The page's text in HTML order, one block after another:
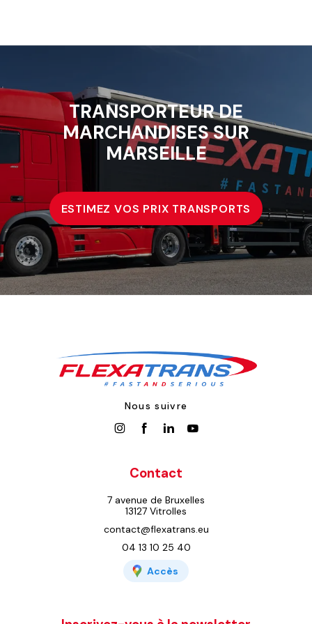
TRANSPORTEUR DE
MARCHANDISES SUR
MARSEILLE
ESTIMEZ VOS PRIX TRANSPORTS
Nous suivre
Contact
7 avenue de Bruxelles
13127 Vitrolles
contact@flexatrans.eu
04 13 10 25 40
Accès